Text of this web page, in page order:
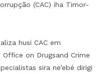
(CAC) iha Timor-
husi CAC em
on Drugsand Crime
sira ne’ebé dirigi